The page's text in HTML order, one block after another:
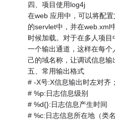
四、项目使用log4j
在web 应用中，可以将配
的servlet中，并在web.xml
时候加载。对于在多人项
一个输出通道，这样在每
己的域名称，让调试信息输
五、常用输出格式
# -X号:X信息输出时左对齐；
# %p:日志信息级别
# %d{}:日志信息产生时间
# %c:日志信息所在地（类名